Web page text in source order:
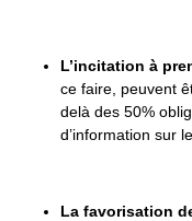
L’incitation à
ce faire, peuvent
delà des 50%
d’information sur
La favorisation